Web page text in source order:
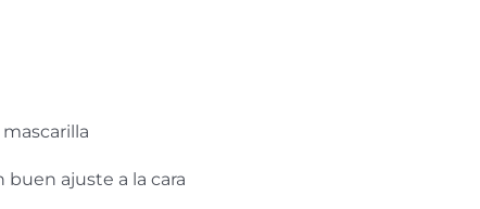
ajuste a la cara